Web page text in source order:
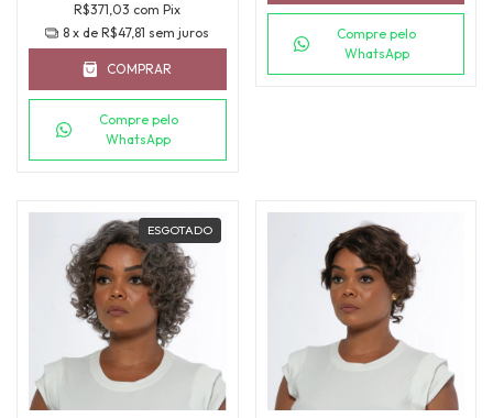
R$371,03 com Pix
8 x deR$47,81 sem juros
COMPRAR
Compre pelo
WhatsApp
Compre pelo
WhatsApp
ESGOTADO